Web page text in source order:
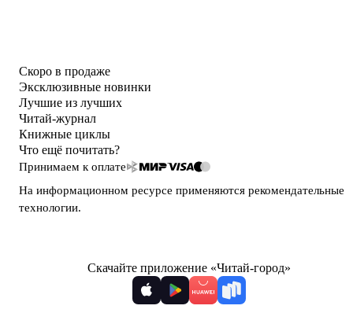
Скоро в продаже
Эксклюзивные новинки
Лучшие из лучших
Читай-журнал
Книжные циклы
Что ещё почитать?
Принимаем к оплате
На информационном ресурсе применяются рекомендательные
технологии.
Скачайте приложение «Читай-город»